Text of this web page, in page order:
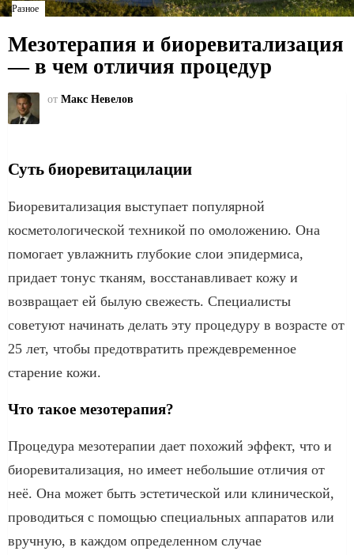
Разное
Мезотерапия и биоревитализация
— в чем отличия процедур
от Макс Невелов
Суть биоревитацилации
Биоревитализация выступает популярной
косметологической техникой по омоложению. Она
помогает увлажнить глубокие слои эпидермиса,
придает тонус тканям, восстанавливает кожу и
возвращает ей былую свежесть. Специалисты
советуют начинать делать эту процедуру в возрасте от
25 лет, чтобы предотвратить преждевременное
старение кожи.
Что такое мезотерапия?
Процедура мезотерапии дает похожий эффект, что и
биоревитализация, но имеет небольшие отличия от
неё. Она может быть эстетической или клинической,
проводиться с помощью специальных аппаратов или
вручную, в каждом определенном случае